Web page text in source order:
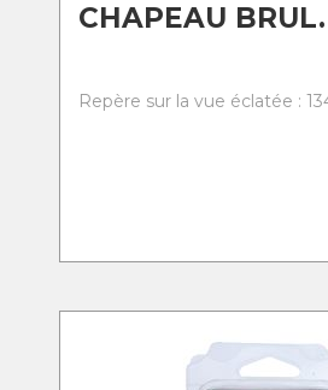
CHAPEAU
Repère sur la vue éclatée :